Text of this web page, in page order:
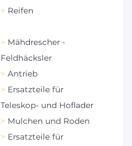
Reifen
Mähdrescher -
Feldhäcksler
Antrieb
Ersatzteile für
Teleskop- und Hoflader
Mulchen und Roden
Ersatzteile für